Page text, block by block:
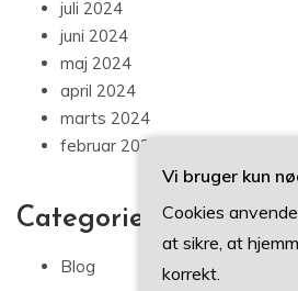
juli 2024
juni 2024
maj 2024
april 2024
marts 2024
februar 2024
Categories
Blog
Vi bruger kun
Cookies
at sikre, at
korrekt.